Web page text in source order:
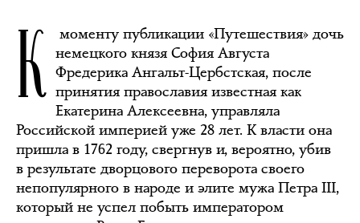
К
моменту публикации «Путешествия» дочь
немецкого князя София Августа
Фредерика Ангальт-Цербстская, после
принятия православия известная как
Екатерина Алексеевна, управляла
Российской империей уже 28 лет. К власти она
пришла в 1762 году, свергнув и, вероятно, убив
в результате дворцового переворота своего
непопулярного в народе и элите мужа Петра III,
который не успел побыть императором